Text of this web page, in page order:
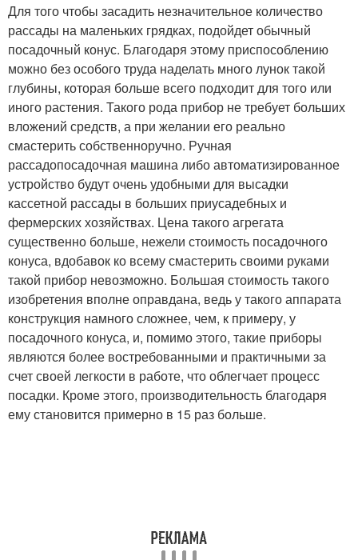
Для того чтобы засадить незначительное количество
рассады на маленьких грядках, подойдет обычный
посадочный конус. Благодаря этому приспособлению
можно без особого труда наделать много лунок такой
глубины, которая больше всего подходит для того или
иного растения. Такого рода прибор не требует больших
вложений средств, а при желании его реально
смастерить собственноручно. Ручная
рассадопосадочная машина либо автоматизированное
устройство будут очень удобными для высадки
кассетной рассады в больших приусадебных и
фермерских хозяйствах. Цена такого агрегата
существенно больше, нежели стоимость посадочного
конуса, вдобавок ко всему смастерить своими руками
такой прибор невозможно. Большая стоимость такого
изобретения вполне оправдана, ведь у такого аппарата
конструкция намного сложнее, чем, к примеру, у
посадочного конуса, и, помимо этого, такие приборы
являются более востребованными и практичными за
счет своей легкости в работе, что облегчает процесс
посадки. Кроме этого, производительность благодаря
ему становится примерно в 15 раз больше.